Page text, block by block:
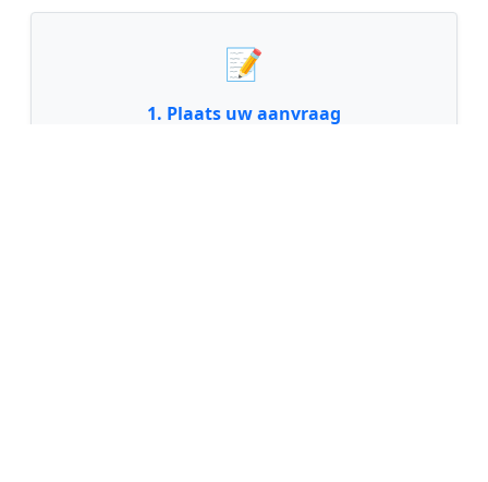
📝
1. Plaats uw aanvraag